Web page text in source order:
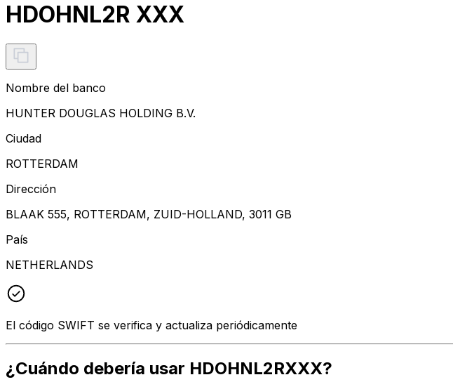
HDOHNL2R XXX
Nombre del banco
HUNTER DOUGLAS HOLDING B.V.
Ciudad
ROTTERDAM
Dirección
BLAAK 555, ROTTERDAM, ZUID-HOLLAND, 3011 GB
País
NETHERLANDS
El código SWIFT se verifica y actualiza periódicamente
¿Cuándo debería usar HDOHNL2RXXX?